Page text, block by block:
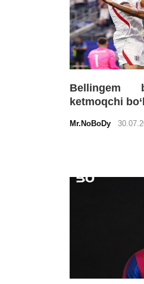
Bellingem
ketmoqchi
Mr.NoBoDy